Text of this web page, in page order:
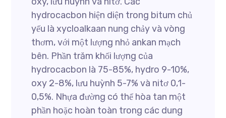
hydrocacbon hiện diện trong bitum chủ
yếu là xycloalkaan nung chảy và vòng
thơm, với một lượng nhỏ ankan mạch
bên. Phần trăm khối lượng của
hydrocacbon là 75-85%, hydro 9-10%,
oxy 2-8%, lưu huỳnh 5-7% và nitơ 0,1-
0,5%. Nhựa đường có thể hòa tan một
phần hoặc hoàn toàn trong các dung